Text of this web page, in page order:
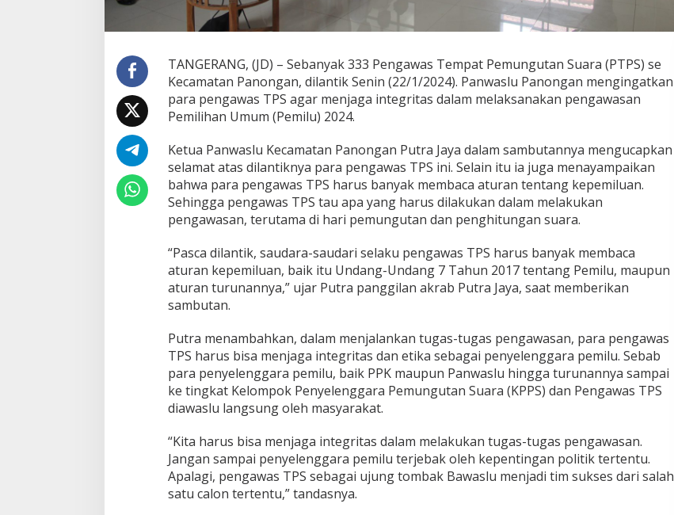
n
k
a
n
e
y
e
l
e
n
g
a
r
P
e
i
l
a
g
I
t
e
g
TANGERANG, (JD) – Sebanyak 333 Pengawas Tempat Pemungutan Suara (PTPS) se
Kecamatan Panongan, dilantik Senin (22/1/2024). Panwaslu Panongan mengingatkan
para pengawas TPS agar menjaga integritas dalam melaksanakan pengawasan
Pemilihan Umum (Pemilu) 2024.
Ketua Panwaslu Kecamatan Panongan Putra Jaya dalam sambutannya mengucapkan
selamat atas dilantiknya para pengawas TPS ini. Selain itu ia juga menayampaikan
bahwa para pengawas TPS harus banyak membaca aturan tentang kepemiluan.
Sehingga pengawas TPS tau apa yang harus dilakukan dalam melakukan
pengawasan, terutama di hari pemungutan dan penghitungan suara.
“Pasca dilantik, saudara-saudari selaku pengawas TPS harus banyak membaca
aturan kepemiluan, baik itu Undang-Undang 7 Tahun 2017 tentang Pemilu, maupun
aturan turunannya,” ujar Putra panggilan akrab Putra Jaya, saat memberikan
sambutan.
Putra menambahkan, dalam menjalankan tugas-tugas pengawasan, para pengawas
TPS harus bisa menjaga integritas dan etika sebagai penyelenggara pemilu. Sebab
para penyelenggara pemilu, baik PPK maupun Panwaslu hingga turunannya sampai
ke tingkat Kelompok Penyelenggara Pemungutan Suara (KPPS) dan Pengawas TPS
diawaslu langsung oleh masyarakat.
“Kita harus bisa menjaga integritas dalam melakukan tugas-tugas pengawasan.
Jangan sampai penyelenggara pemilu terjebak oleh kepentingan politik tertentu.
Apalagi, pengawas TPS sebagai ujung tombak Bawaslu menjadi tim sukses dari salah
satu calon tertentu,” tandasnya.